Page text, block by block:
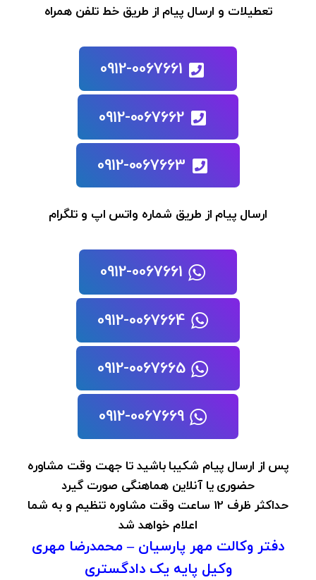
تعطیلات و ارسال پیام از طریق خط تلفن همراه
0912-0067661
0912-0067662
0912-0067663
ارسال پیام از طریق شماره واتس اپ و تلگرام
0912-0067661
0912-0067664
0912-0067665
0912-0067669
پس از ارسال پیام شکیبا باشید تا جهت وقت مشاوره
حضوری یا آنلاین هماهنگی صورت گیرد
حداکثر ظرف 12 ساعت وقت مشاوره تنظیم و به شما
اعلام خواهد شد
دفتر وکالت مهر پارسیان – محمدرضا مهری
وکیل پایه یک دادگستری